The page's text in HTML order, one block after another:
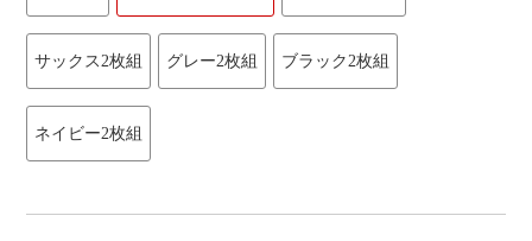
サックス2枚組 グレー2枚組 ブラック2枚組
ネイビー2枚組